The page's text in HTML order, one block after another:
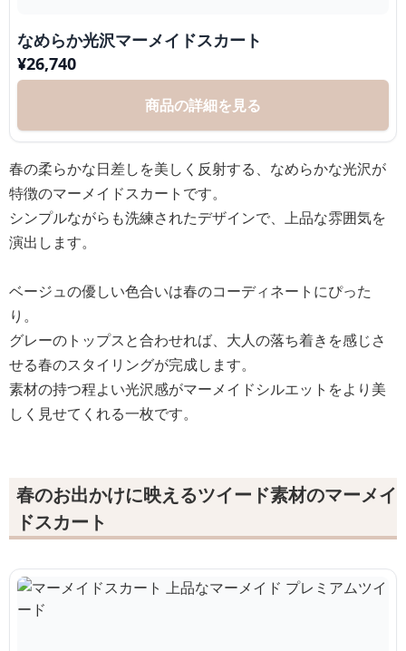
なめらか光沢マーメイドスカート
¥26,740
商品の詳細を見る
春の柔らかな日差しを美しく反射する、なめらかな光沢が
特徴のマーメイドスカートです。
シンプルながらも洗練されたデザインで、上品な雰囲気を
演出します。
ベージュの優しい色合いは春のコーディネートにぴった
り。
グレーのトップスと合わせれば、大人の落ち着きを感じさ
せる春のスタイリングが完成します。
素材の持つ程よい光沢感がマーメイドシルエットをより美
しく見せてくれる一枚です。
春のお出かけに映えるツイード素材のマーメイ
ドスカート